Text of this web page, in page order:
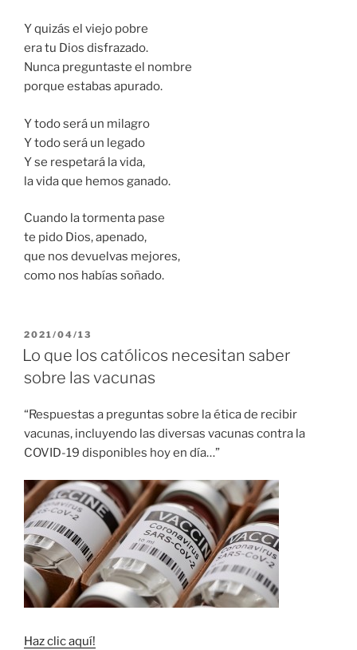
Y quizás el viejo pobre
era tu Dios disfrazado.
Nunca preguntaste el nombre
porque estabas apurado.
Y todo será un milagro
Y todo será un legado
Y se respetará la vida,
la vida que hemos ganado.
Cuando la tormenta pase
te pido Dios, apenado,
que nos devuelvas mejores,
como nos habías soñado.
PUBLICADO
EL
2021/04/13
Lo que los católicos necesitan saber
sobre las vacunas
“Respuestas a preguntas sobre la ética de recibir
vacunas, incluyendo las diversas vacunas contra la
COVID-19 disponibles hoy en día…”
Haz clic aquí!